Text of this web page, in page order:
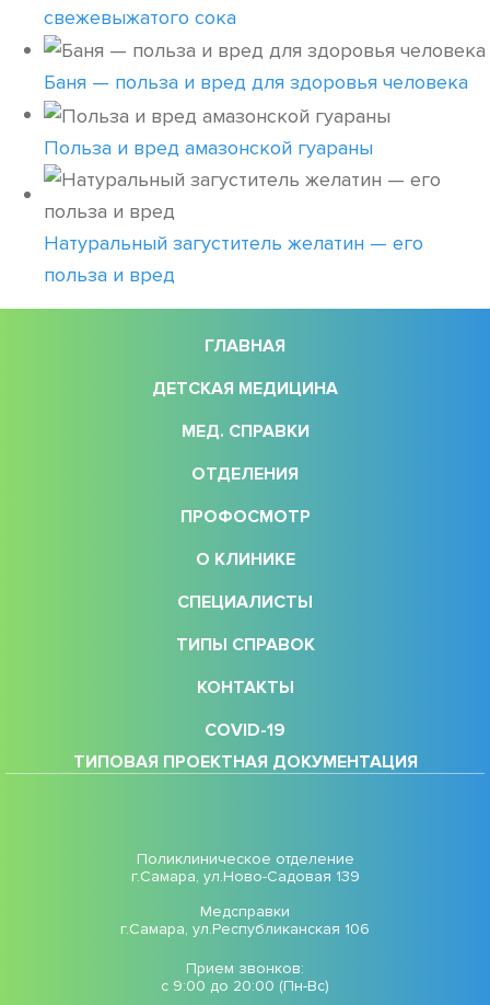
свежевыжатого сока
Баня — польза и вред для здоровья человека
Польза и вред амазонской гуараны
Натуральный загуститель желатин — его
польза и вред
ГЛАВНАЯ
ДЕТСКАЯ МЕДИЦИНА
МЕД. СПРАВКИ
ОТДЕЛЕНИЯ
ПРОФОСМОТР
О КЛИНИКЕ
СПЕЦИАЛИСТЫ
ТИПЫ СПРАВОК
КОНТАКТЫ
COVID-19
ТИПОВАЯ ПРОЕКТНАЯ ДОКУМЕНТАЦИЯ
Поликлиническое отделение
г.Самара, ул.Ново-Садовая 139
Медсправки
г.Самара, ул.Республиканская 106
Прием звонков:
с 9:00 до 20:00 (Пн-Вс)